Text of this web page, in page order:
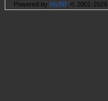
Powered by MyBB , © 2001-2026